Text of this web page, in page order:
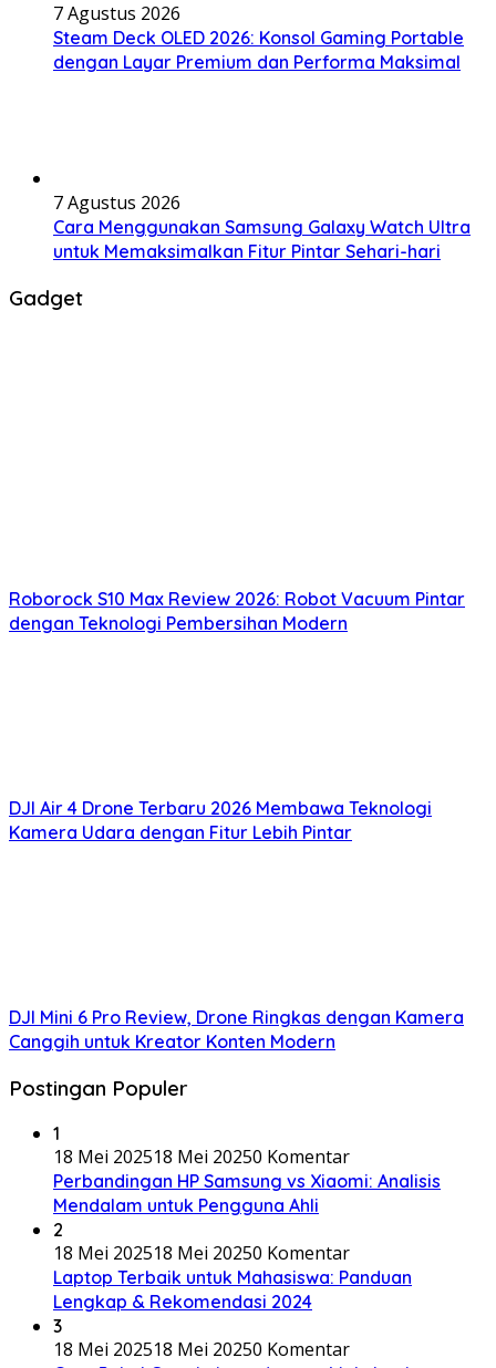
7 Agustus 2026
Steam Deck OLED 2026: Konsol Gaming Portable
dengan Layar Premium dan Performa Maksimal
7 Agustus 2026
Cara Menggunakan Samsung Galaxy Watch Ultra
untuk Memaksimalkan Fitur Pintar Sehari-hari
Gadget
Roborock S10 Max Review 2026: Robot Vacuum Pintar
dengan Teknologi Pembersihan Modern
DJI Air 4 Drone Terbaru 2026 Membawa Teknologi
Kamera Udara dengan Fitur Lebih Pintar
DJI Mini 6 Pro Review, Drone Ringkas dengan Kamera
Canggih untuk Kreator Konten Modern
Postingan Populer
1
18 Mei 202518 Mei 20250 Komentar
Perbandingan HP Samsung vs Xiaomi: Analisis
Mendalam untuk Pengguna Ahli
2
18 Mei 202518 Mei 20250 Komentar
Laptop Terbaik untuk Mahasiswa: Panduan
Lengkap & Rekomendasi 2024
3
18 Mei 202518 Mei 20250 Komentar